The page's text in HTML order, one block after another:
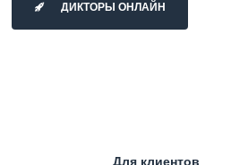
ДИКТОРЫ ОНЛАЙН
Для клиентов